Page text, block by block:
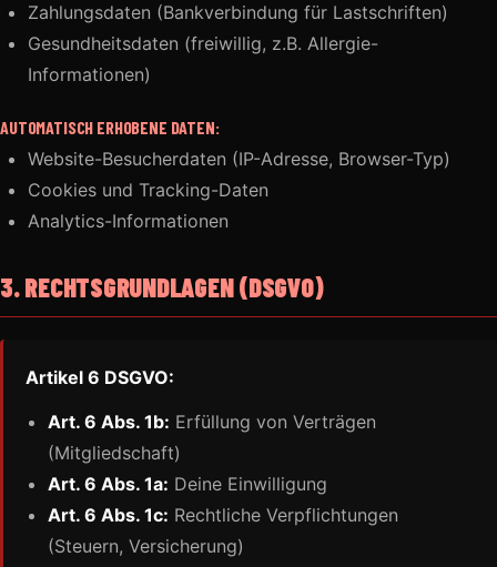
Zahlungsdaten (Bankverbindung für Lastschriften)
Gesundheitsdaten (freiwillig, z.B. Allergie-
Informationen)
AUTOMATISCH ERHOBENE DATEN:
Website-Besucherdaten (IP-Adresse, Browser-Typ)
Cookies und Tracking-Daten
Analytics-Informationen
3. RECHTSGRUNDLAGEN (DSGVO)
Artikel 6 DSGVO:
Art. 6 Abs. 1b: Erfüllung von Verträgen
(Mitgliedschaft)
Art. 6 Abs. 1a: Deine Einwilligung
Art. 6 Abs. 1c: Rechtliche Verpflichtungen
(Steuern, Versicherung)